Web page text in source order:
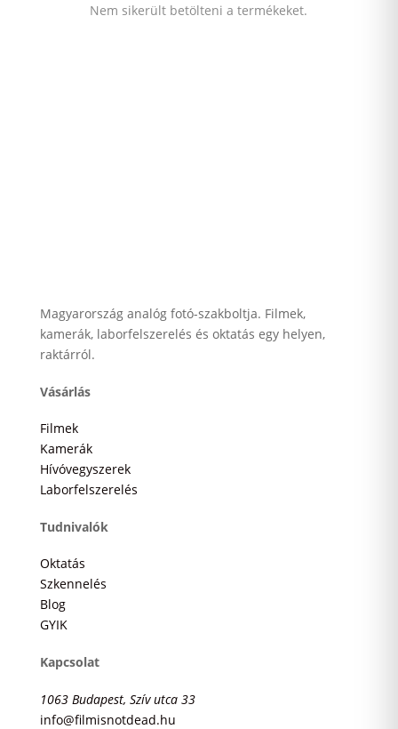
Nem sikerült betölteni a termékeket.
Magyarország analóg fotó-szakboltja. Filmek,
kamerák, laborfelszerelés és oktatás egy helyen,
raktárról.
Vásárlás
Filmek
Kamerák
Hívóvegyszerek
Laborfelszerelés
Tudnivalók
Oktatás
Szkennelés
Blog
GYIK
Kapcsolat
1063 Budapest, Szív utca 33
info@filmisnotdead.hu